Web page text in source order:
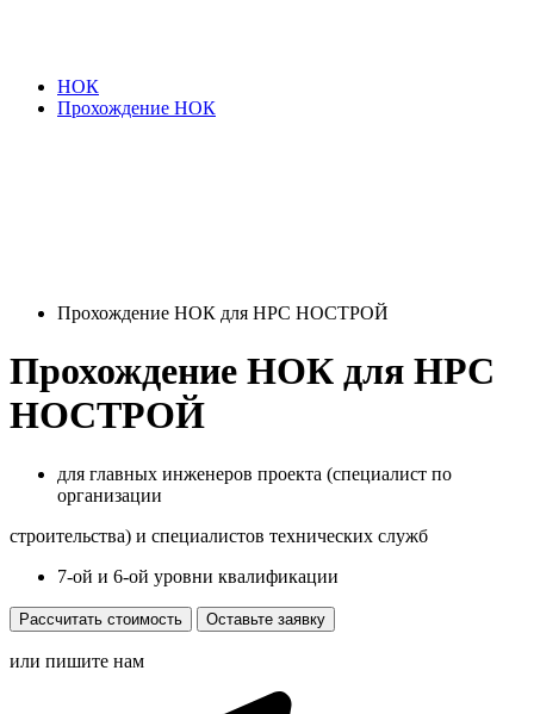
НОК
Прохождение НОК
Прохождение НОК для НРС НОСТРОЙ
Прохождение НОК для НРС
НОСТРОЙ
для главных инженеров проекта (специалист по
организации
строительства) и специалистов технических служб
7-ой и 6-ой уровни квалификации
Рассчитать стоимость Оставьте заявку
или пишите нам